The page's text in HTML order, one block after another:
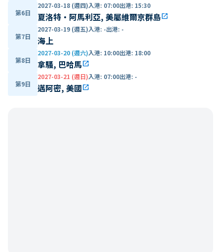
第6日
2027-03-18 (週四)入港: 07:00出港: 15:30
夏洛特·阿馬利亞, 美屬維爾京群島open_in_new
第7日
2027-03-19 (週五)入港: -出港: -
海上
第8日
2027-03-20 (週六)入港: 10:00出港: 18:00
拿騷, 巴哈馬open_in_new
第9日
2027-03-21 (週日)入港: 07:00出港: -
邁阿密, 美國open_in_new